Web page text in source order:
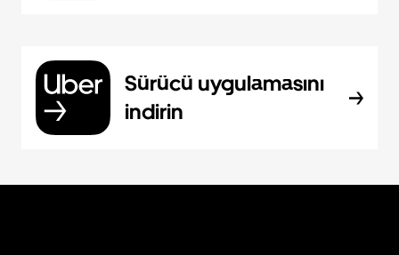
Sürücü uygulamasını
indirin